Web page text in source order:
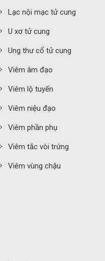
Lạc nội mạc tử cung
U xơ tử cung
Ung thư cổ tử cung
Viêm âm đạo
Viêm lộ tuyến
Viêm niệu đạo
Viêm phần phụ
Viêm tắc vòi trứng
Viêm vùng chậu